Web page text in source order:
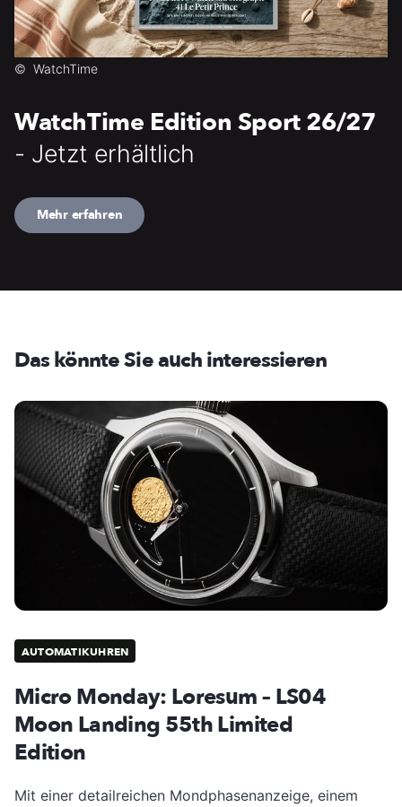
© WatchTime
WatchTime Edition Sport 26/27
- Jetzt erhältlich
Mehr erfahren
Das könnte Sie auch interessieren
AUTOMATIKUHREN
Micro Monday: Loresum – LS04
Moon Landing 55th Limited
Edition
Mit einer detailreichen Mondphasenanzeige, einem